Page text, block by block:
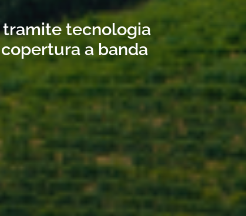
tramite tecnologia
a banda